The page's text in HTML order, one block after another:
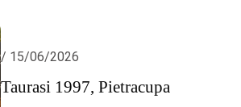
/ 15/06/2026
Taurasi 1997, Pietracupa